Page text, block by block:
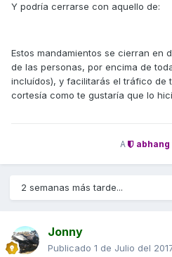
Y podría cerrarse con aquello de:
Estos mandamientos se cierran en
de las personas, por encima de
incluídos), y facilitarás el tráfico de
cortesía como te gustaría que lo
A abhang
2 semanas más tarde...
Jonny
Publicado 1 de Julio del